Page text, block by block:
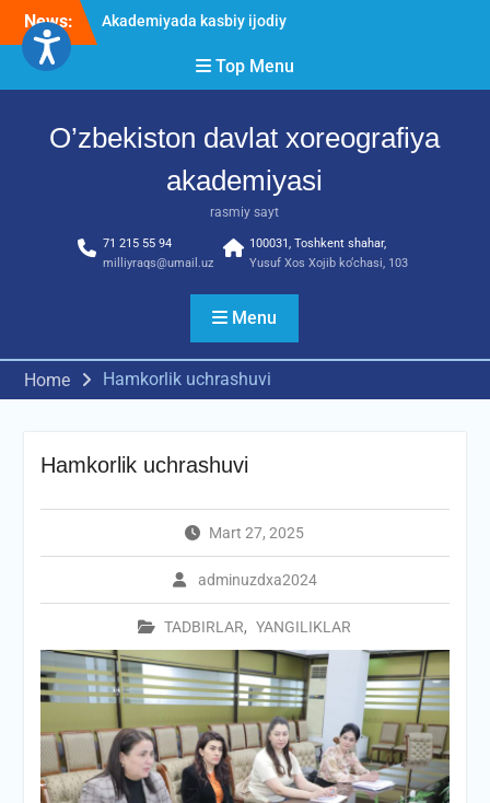
Skip
content
News:
O’ZBEKISTON DAVLAT
AKADEMIYASIDA
о‘tkazilgan kasbiy (ijodiy)
Diqqat e’lon!
Top Menu
O’zbekiston davlat xoreografiya
akademiyasi
rasmiy sayt
71 215 55 94
milliyraqs@umail.uz
100031, Toshkent shahar,
Yusuf Xos Xojib ko‘chasi, 103
Menu
Home Hamkorlik uchrashuvi
Hamkorlik uchrashuvi
Mart 27, 2025
adminuzdxa2024
TADBIRLAR, YANGILIKLAR